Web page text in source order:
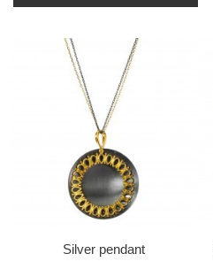
Silver pendant